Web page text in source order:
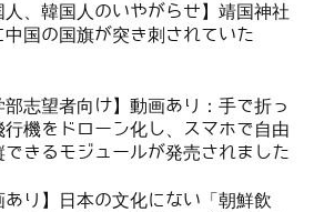
人、韓国人のいやがらせ】靖国神社
中国の国旗が突き刺されていた
部志望者向け】動画あり：手で折っ
行機をドローン化し、スマホで自由
できるモジュールが発売されました
あり】日本の文化にない「朝鮮飲